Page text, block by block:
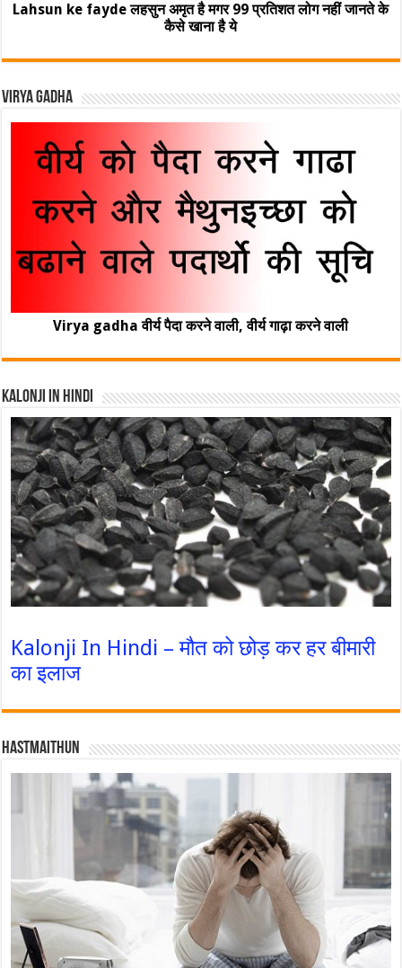
Lahsun ke fayde लहसुन अमृत है मगर 99 प्रतिशत लोग नहीं जानते के
कैसे खाना है ये
Virya Gadha
Virya gadha वीर्य पैदा करने वाली, वीर्य गाढ़ा करने वाली
Kalonji In Hindi
Kalonji In Hindi – मौत को छोड़ कर हर बीमारी
का इलाज
Hastmaithun